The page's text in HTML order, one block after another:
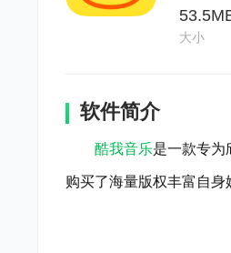
大小
软件简介
酷我音乐是一款专为
购买了海量版权丰富自